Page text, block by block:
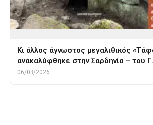
Κι άλλος άγνωστος μεγαλιθικός
ανακαλύφθηκε στην Σαρδηνία – του
06/08/2026